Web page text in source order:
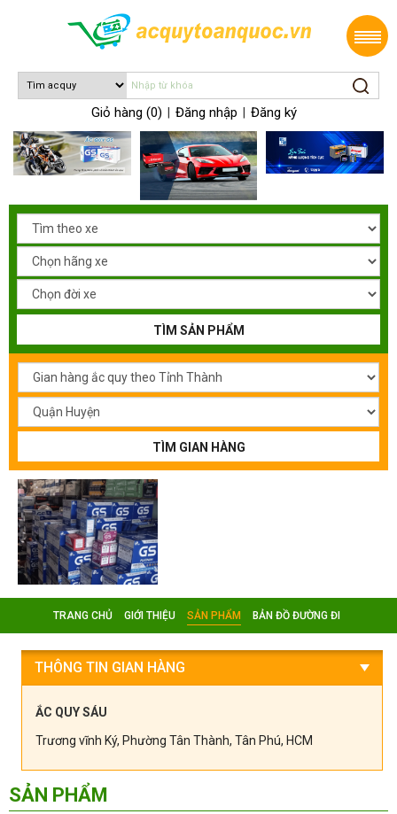
Giỏ hàng (0) Đăng nhập Đăng ký
TÌM SẢN PHẨM
TÌM GIAN HÀNG
TRANG CHỦ GIỚI THIỆU SẢN PHẨM BẢN ĐỒ ĐƯỜNG ĐI
THÔNG TIN GIAN HÀNG
ẮC QUY SÁU
Trương vĩnh Ký, Phường Tân Thành, Tân Phú, HCM
SẢN PHẨM